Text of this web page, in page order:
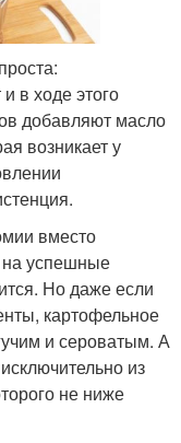
в ходе этого
добавляют масло
возникает у
вместо
на успешные
Но даже если
картофельное
и сероватым. А
из
не ниже